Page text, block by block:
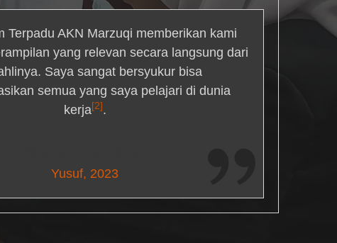
Terpadu AKN Marzuqi memberikan kami
yang relevan secara langsung dari
Saya sangat bersyukur bisa
semua yang saya pelajari di dunia
kerja[2].
Yusuf, 2023